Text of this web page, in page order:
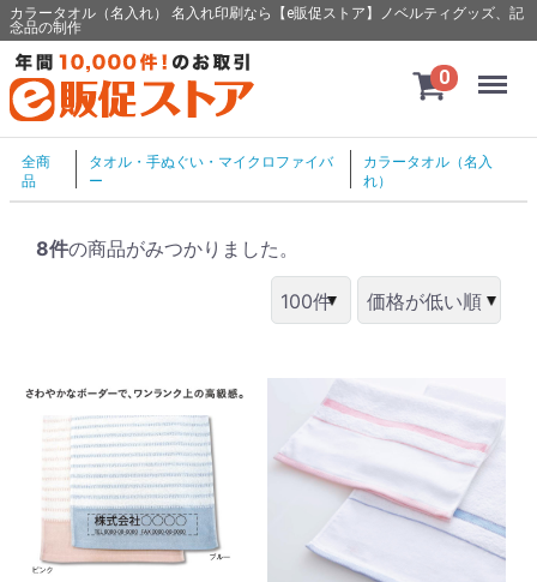
カラータオル（名入れ） 名入れ印刷なら【e販促ストア】ノベルティグッズ、記
念品の制作
0
全商
品
タオル・手ぬぐい・マイクロファイバ
ー
カラータオル（名入
れ）
8件の商品がみつかりました。